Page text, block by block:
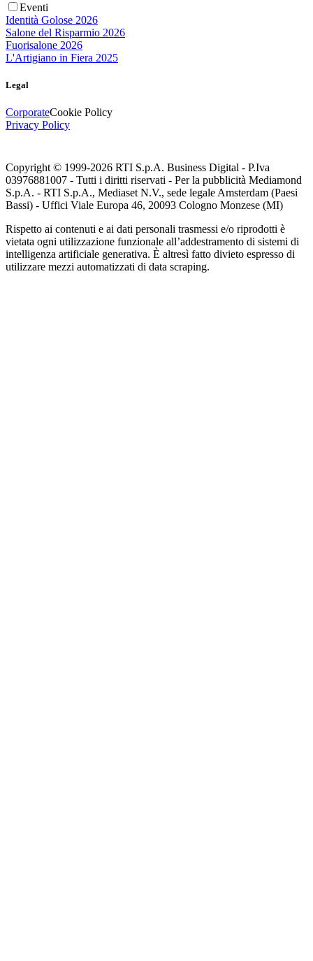
Eventi
Identità Golose 2026
Salone del Risparmio 2026
Fuorisalone 2026
L'Artigiano in Fiera 2025
Legal
CorporateCookie Policy
Privacy Policy
Copyright © 1999-2026 RTI S.p.A. Business Digital - P.Iva
03976881007 - Tutti i diritti riservati - Per la pubblicità Mediamond
S.p.A. - RTI S.p.A., Mediaset N.V., sede legale Amsterdam (Paesi
Bassi) - Uffici Viale Europa 46, 20093 Cologno Monzese (MI)
Rispetto ai contenuti e ai dati personali trasmessi e/o riprodotti è
vietata ogni utilizzazione funzionale all’addestramento di sistemi di
intelligenza artificiale generativa. È altresì fatto divieto espresso di
utilizzare mezzi automatizzati di data scraping.